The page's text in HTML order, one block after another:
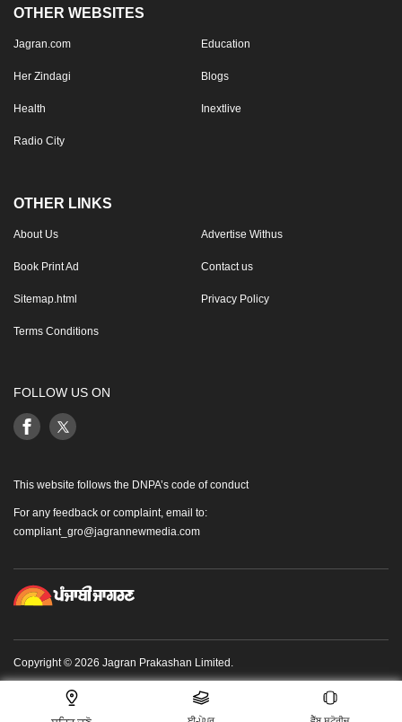
OTHER WEBSITES
Jagran.com Education
Her Zindagi Blogs
Health Inextlive
Radio City
OTHER LINKS
About Us Advertise Withus
Book Print Ad Contact us
Sitemap.html Privacy Policy
Terms Conditions
FOLLOW US ON
This website follows the DNPA’s code of conduct
For any feedback or complaint, email to:
compliant_gro@jagrannewmedia.com
Copyright © 2026 Jagran Prakashan Limited.